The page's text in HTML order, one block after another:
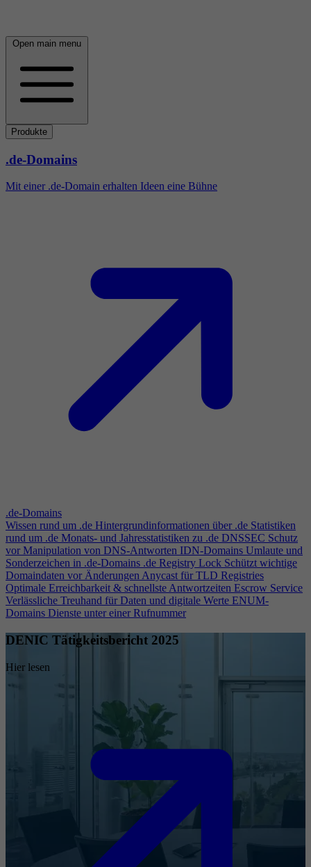
Open main menu
Produkte
.de-Domains
Mit einer .de-Domain erhalten Ideen eine Bühne
.de-Domains
Wissen rund um .de Hintergrundinformationen über .de Statistiken
rund um .de Monats- und Jahresstatistiken zu .de DNSSEC Schutz
vor Manipulation von DNS-Antworten IDN-Domains Umlaute und
Sonderzeichen in .de-Domains .de Registry Lock Schützt wichtige
Domaindaten vor ÄnderungenAnycast für TLD Registries
Optimale Erreichbarkeit & schnellste Antwortzeiten Escrow Service
Verlässliche Treuhand für Daten und digitale Werte ENUM-
Domains Dienste unter einer Rufnummer
DENIC Tätigkeitsbericht 2025
Hier lesen